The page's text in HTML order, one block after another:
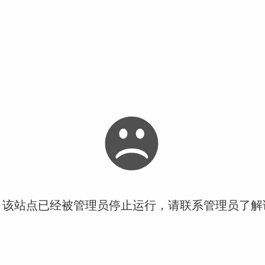
站点已经被管理员停止运行，请联系管理员了